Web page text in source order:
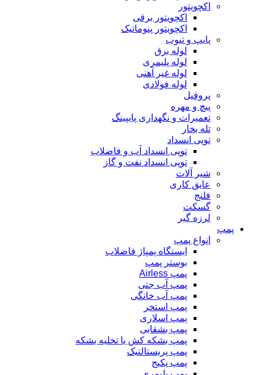
اکچویتور
اکچویتور برقی
اکچویتور پنوماتیک
پایپ و تیوب
لوله برق
لوله پلیمری
لوله غیر آهنی
لوله فولادی
پروفیل
پیچ و مهره
تعمیرات و نگهداری پایپینگ
تله بخار
توپی انسداد
توپی انسداد آب و فاضلاب
توپی انسداد نفت و گاز
شیر آلات
عایق کاری
فلنج
گسکت
لرزه گیر
پمپ
انواع پمپ
ایستگاه پمپاژ فاضلاب
بوستر پمپ
پمپ Airless
پمپ آب جتی
پمپ آب خانگی
پمپ استخر
پمپ اسلاری
پمپ بشقابی
پمپ بشکه کش یا تخلیه بشکه
پمپ پریستالتیک
پمپ پکیج